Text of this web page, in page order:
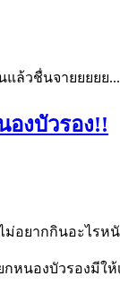
ล้วชื่นจายยยยย...
องบัวรอง!!
อยากกินอะไร
หนองบัวรองมีใ